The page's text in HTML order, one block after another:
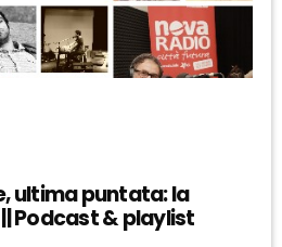
ultima puntata: la
Podcast & playlist